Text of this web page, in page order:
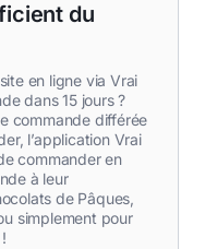
du
en ligne via Vrai
dans 15 jours ?
commande différée
l’application Vrai
commander en
à leur
de Pâques,
simplement pour